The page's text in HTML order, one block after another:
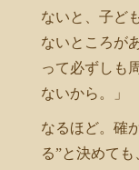
ないと、子ど
ないところが
って必ずしも
ないから。」
なるほど。確
る”と決めて